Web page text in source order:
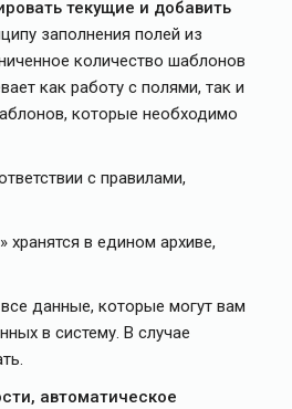
текущие и добавить
заполнения полей из
количество шаблонов
как работу с полями, так и
которые необходимо
с правилами,
в едином архиве,
данные, которые могут вам
в систему. В случае
автоматическое